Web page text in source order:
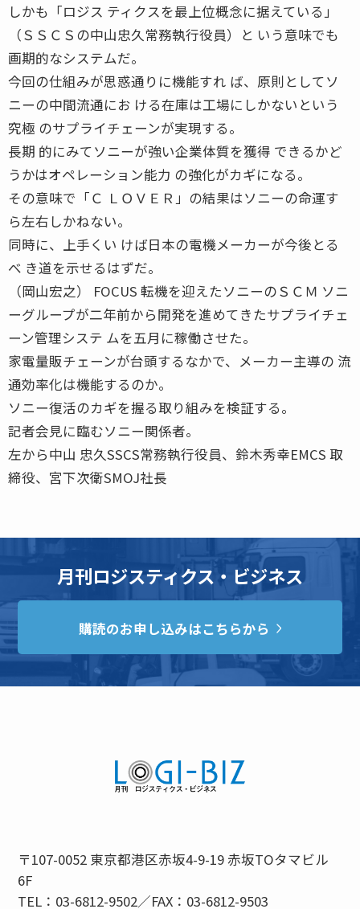
しかも「ロジス ティクスを最上位概念に据えている」
（ＳＳＣＳの中山忠久常務執行役員）と いう意味でも
画期的なシステムだ。
今回の仕組みが思惑通りに機能すれ ば、原則としてソ
ニーの中間流通にお ける在庫は工場にしかないという
究極 のサプライチェーンが実現する。
長期 的にみてソニーが強い企業体質を獲得 できるかど
うかはオペレーション能力 の強化がカギになる。
その意味で「Ｃ ＬＯＶＥＲ」の結果はソニーの命運す
ら左右しかねない。
同時に、上手くい けば日本の電機メーカーが今後とる
べ き道を示せるはずだ。
（岡山宏之） FOCUS 転機を迎えたソニーのＳＣＭ ソニ
ーグループが二年前から開発を進めてきたサプライチェ
ーン管理システ ムを五月に稼働させた。
家電量販チェーンが台頭するなかで、メーカー主導の 流
通効率化は機能するのか。
ソニー復活のカギを握る取り組みを検証する。
記者会見に臨むソニー関係者。
左から中山 忠久SSCS常務執行役員、鈴木秀幸EMCS 取
締役、宮下次衛SMOJ社長
月刊ロジスティクス・ビジネス
購読のお申し込みはこちらから
〒107-0052 東京都港区赤坂4-9-19 赤坂TOタマビル
6F
TEL：03-6812-9502／FAX：03-6812-9503